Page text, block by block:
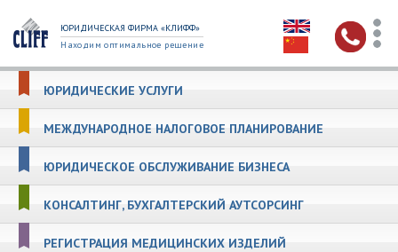
ЮРИДИЧЕСКАЯ ФИРМА «КЛИФФ»
Находим оптимальное решение
ЮРИДИЧЕСКИЕ УСЛУГИ
МЕЖДУНАРОДНОЕ НАЛОГОВОЕ ПЛАНИРОВАНИЕ
ЮРИДИЧЕСКОЕ ОБСЛУЖИВАНИЕ БИЗНЕСА
КОНСАЛТИНГ, БУХГАЛТЕРСКИЙ АУТСОРСИНГ
РЕГИСТРАЦИЯ МЕДИЦИНСКИХ ИЗДЕЛИЙ